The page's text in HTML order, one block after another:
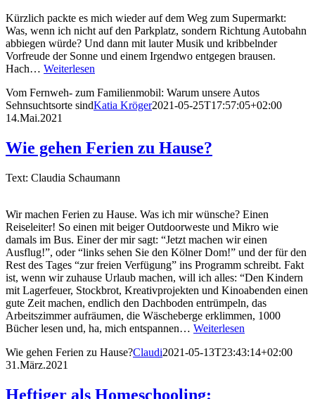
Kürzlich packte es mich wieder auf dem Weg zum Supermarkt:
Was, wenn ich nicht auf den Parkplatz, sondern Richtung Autobahn
abbiegen würde? Und dann mit lauter Musik und kribbelnder
Vorfreude der Sonne und einem Irgendwo entgegen brausen.
Hach… Weiterlesen
Vom Fernweh- zum Familienmobil: Warum unsere Autos
Sehnsuchtsorte sindKatia Kröger2021-05-25T17:57:05+02:00
14.Mai.2021
Wie gehen Ferien zu Hause?
Text: Claudia Schaumann
Wir machen Ferien zu Hause. Was ich mir wünsche? Einen
Reiseleiter! So einen mit beiger Outdoorweste und Mikro wie
damals im Bus. Einer der mir sagt: “Jetzt machen wir einen
Ausflug!”, oder “links sehen Sie den Kölner Dom!” und der für den
Rest des Tages “zur freien Verfügung” ins Programm schreibt. Fakt
ist, wenn wir zuhause Urlaub machen, will ich alles: “Den Kindern
mit Lagerfeuer, Stockbrot, Kreativprojekten und Kinoabenden einen
gute Zeit machen, endlich den Dachboden entrümpeln, das
Arbeitszimmer aufräumen, die Wäscheberge erklimmen, 1000
Bücher lesen und, ha, mich entspannen… Weiterlesen
Wie gehen Ferien zu Hause?Claudi2021-05-13T23:43:14+02:00
31.März.2021
Heftiger als Homeschooling: